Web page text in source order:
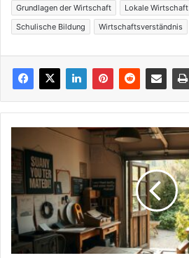
Grundlagen der Wirtschaft
Lokale Wirtschaft
Schulische Bildung
Wirtschaftsverständnis
der
Garage
zum
Betrieb
Gründungsgeschichten
aus
der